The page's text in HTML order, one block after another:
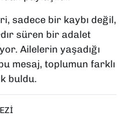
sadece bir kaybı değil,
süren bir adalet
Ailelerin yaşadığı
mesaj, toplumun farklı
buldu.